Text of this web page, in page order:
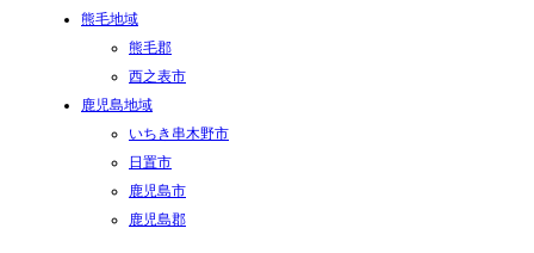
熊毛地域
熊毛郡
西之表市
鹿児島地域
いちき串木野市
日置市
鹿児島市
鹿児島郡